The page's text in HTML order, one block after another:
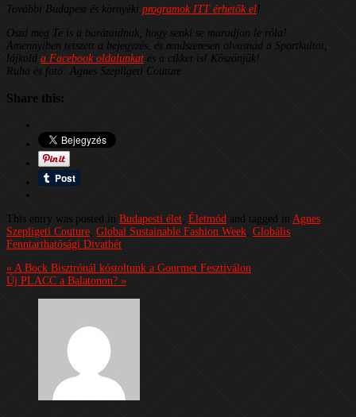
További Budapest és környéki programok ITT érhetők el!
Oszd meg Te is a barátaidnak, hogy senki se maradjon le róla!
Amennyiben tetszett a bejegyzés, és rendszeresen olvasnád a Sportkultot,
lájkold a Facebook oldalunkat és a cikket is! Köszönjük!
Ruha és fotó: Agnes Szepligeti Couture
Share this:
This entry was posted in Budapesti élet, Életmód and tagged in Agnes
Szepligeti Couture, Global Sustainable Fashion Week, Globális
Fenntarthatósági Divathét.
« A Bock Bisztrónál kóstoltunk a Gourmet Fesztiválon
Új PLACC a Balatonon? »